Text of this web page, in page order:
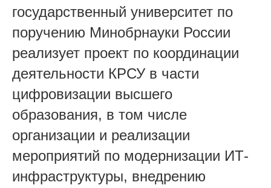
государственный университет по
поручению Минобрнауки России
реализует проект по координации
деятельности КРСУ в части
цифровизации высшего
образования, в том числе
организации и реализации
мероприятий по модернизации ИТ-
инфраструктуры, внедрению